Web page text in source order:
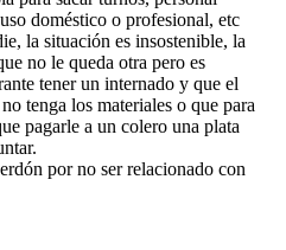
doméstico o profesional, etc
la situación es insostenible, la
no le queda otra pero es
tener un internado y que el
tenga los materiales o que para
pagarle a un colero una plata
por no ser relacionado con